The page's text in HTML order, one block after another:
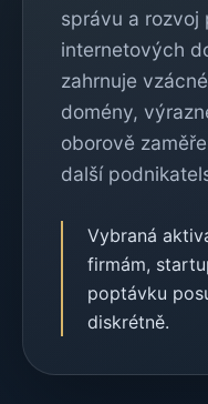
správu a rozvoj
internetových
zahrnuje
domény,
oborově
další
Vybraná
firmám,
poptávku
diskrétně.